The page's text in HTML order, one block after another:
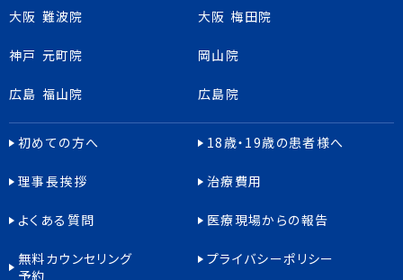
大阪 難波院 大阪 梅田院
神戸 元町院 岡山院
広島 福山院 広島院
初めての方へ 18歳・19歳の患者様へ
理事長挨拶 治療費用
よくある質問 医療現場からの報告
無料カウンセリング
予約
プライバシーポリシー